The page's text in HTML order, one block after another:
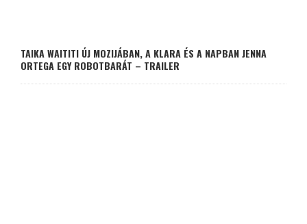
TAIKA WAITITI ÚJ MOZIJÁBAN, A KLARA ÉS A NAPBAN JENNA
ORTEGA EGY ROBOTBARÁT – TRAILER